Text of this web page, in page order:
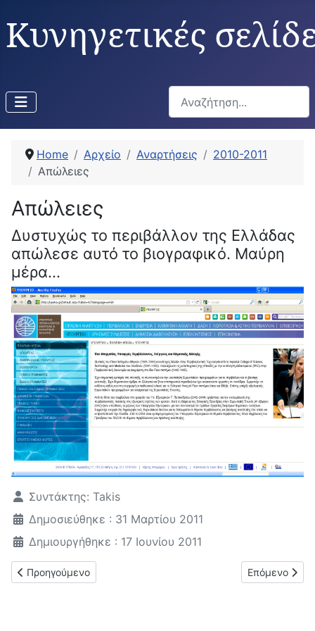
Κυνηγετικές
Αναζήτηση...
Home Αρχείο Αναρτήσεις
2010-2011
Απώλειες
Απώλειες
Δυστυχώς το περιβάλλον της Ελλάδας
απώλεσε αυτό το βιογραφικό. Μαύρη
μέρα...
Λεπτομέρειες
Συντάκτης: Takis
Δημοσιεύθηκε : 31 Μαρτίου 2011
Δημιουργήθηκε : 17 Ιουνίου 2011
Προηγούμενο άρθρο: ΚΟΜΑΘ ΔΤ 17/6/2011
Προηγούμενο Επόμενο
Επόμενο